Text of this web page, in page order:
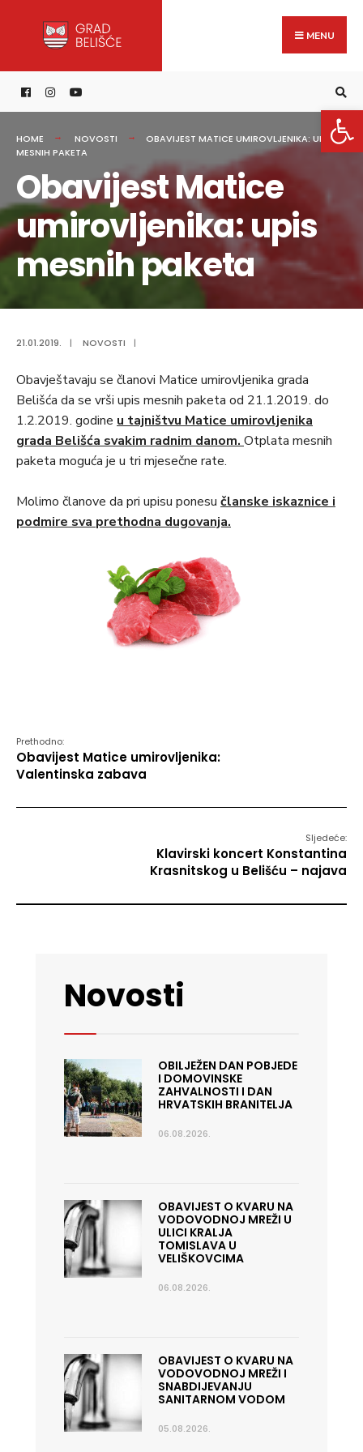
content
MENU
HOME NOVOSTI
OBAVIJEST MATICE UMIROVLJENIKA: UPIS
MESNIH PAKETA
Obavijest Matice
umirovljenika: upis
mesnih paketa
21.01.2019. | NOVOSTI |
Obavještavaju se članovi Matice umirovljenika grada
Belišća da se vrši upis mesnih paketa od 21.1.2019. do
1.2.2019. godine u tajništvu Matice umirovljenika
grada Belišća svakim radnim danom. Otplata mesnih
paketa moguća je u tri mjesečne rate.
Molimo članove da pri upisu ponesu članske iskaznice i
podmire sva prethodna dugovanja.
Prethodno:
Obavijest Matice umirovljenika:
Valentinska zabava
Sljedeće:
Klavirski koncert Konstantina
Krasnitskog u Belišću – najava
Novosti
OBILJEŽEN DAN POBJEDE
I DOMOVINSKE
ZAHVALNOSTI I DAN
HRVATSKIH BRANITELJA
06.08.2026.
OBAVIJEST O KVARU NA
VODOVODNOJ MREŽI U
ULICI KRALJA
TOMISLAVA U
VELIŠKOVCIMA
06.08.2026.
OBAVIJEST O KVARU NA
VODOVODNOJ MREŽI I
SNABDIJEVANJU
SANITARNOM VODOM
05.08.2026.
for: